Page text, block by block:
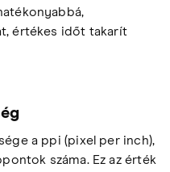
értékes időt takarít
a ppi (pixel per inch),
száma. Ez az érték